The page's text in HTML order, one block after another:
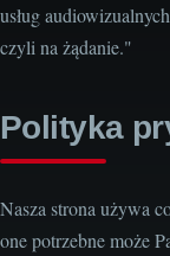
usług
czyli na żądanie."
Polityka
Nasza strona używa
one potrzebne może